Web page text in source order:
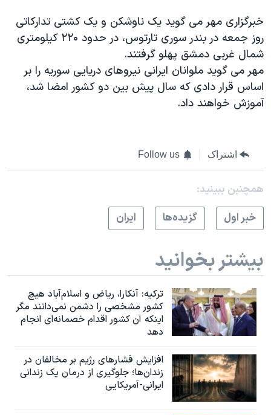
خبرگزاری مهر می گوید یک ناوشکن و یک کشتی تدارکاتی
روز جمعه در بندر سوری تارتوس، در حدود ۲۲۰ کیلومتری
شمال غربی دمشق پهلو گرفتند.
مهر می گوید ملوانان ایرانی نیروهای دریایی سوریه را بر
اساس قرار دادی که سال پیش بین دو کشور امضا شد،
آموزش خواهند داد.
اشتراک Follow us
همچنبن ببینید:
خبر اول
گزيده‌ها ايران
بیشتر بخوانید
ترکیه: آنکارا، ریاض و اسلام‌آباد هیچ
کشور مشخصی را دشمن نمی‌دانند مگر
اینکه آن کشور اقدام خصمانه‌ای انجام
دهد
افزایش فشارهای رژیم بر مخالفان در
زندان‌ها؛ جلوگیری از درمان یک زندانی
ایرانی-آمریکایی